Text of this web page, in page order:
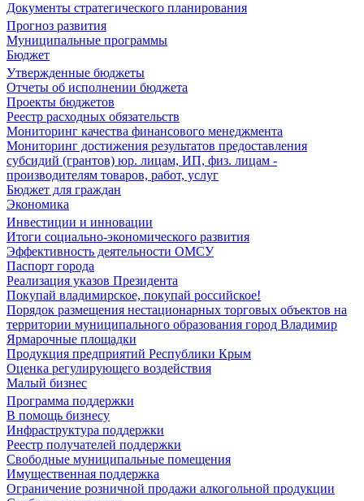
Документы стратегического планирования
Прогноз развития
Муниципальные программы
Бюджет
Утвержденные бюджеты
Отчеты об исполнении бюджета
Проекты бюджетов
Реестр расходных обязательств
Мониторинг качества финансового менеджмента
Мониторинг достижения результатов предоставления
субсидий (грантов) юр. лицам, ИП, физ. лицам -
производителям товаров, работ, услуг
Бюджет для граждан
Экономика
Инвестиции и инновации
Итоги социально-экономического развития
Эффективность деятельности ОМСУ
Паспорт города
Реализация указов Президента
Покупай владимирское, покупай российское!
Порядок размещения нестационарных торговых объектов на
территории муниципального образования город Владимир
Ярмарочные площадки
Продукция предприятий Республики Крым
Оценка регулирующего воздействия
Малый бизнес
Программа поддержки
В помощь бизнесу
Инфраструктура поддержки
Реестр получателей поддержки
Свободные муниципальные помещения
Имущественная поддержка
Ограничение розничной продажи алкогольной продукции